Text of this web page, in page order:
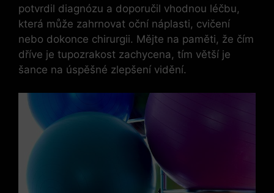
potvrdil diagnózu a doporučil vhodnou léčbu,
která může zahrnovat oční náplasti, cvičení
nebo dokonce chirurgii. Mějte na paměti, že čím
dříve je tupozrakost zachycena, tím větší je
šance na úspěšné zlepšení vidění.